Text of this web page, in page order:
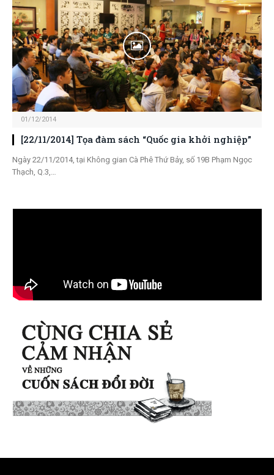
01/12/2014
[22/11/2014] Tọa đàm sách “Quốc gia khởi nghiệp”
Ngày 22/11/2014, tại Không gian Cà Phê Thứ Bảy, số 19B Phạm Ngọc
Thạch, Q.3,…